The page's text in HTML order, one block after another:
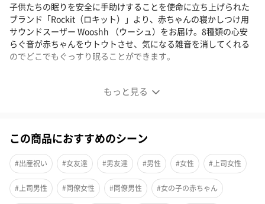
もっと見る
子供たちの眠りを安全に手助けすることを使命に立ち上げられた
ブランド「Rockit（ロキット）」より、赤ちゃんの寝かしつけ用
サウンドスーザー Wooshh （ウーシュ）をお届け。8種類の心安
らぐ音が赤ちゃんをウトウトさせ、気になる雑音を消してくれる
のでどこでもぐっすり眠ることができます。
8種類の高音質の心地よい音が赤ちゃんを眠りへ導く
この商品におすすめのシーン
#出産祝い #女友達 #男友達 #男性 #女性 #上司女性
#上司男性 #同僚女性 #同僚男性 #女の子の赤ちゃん